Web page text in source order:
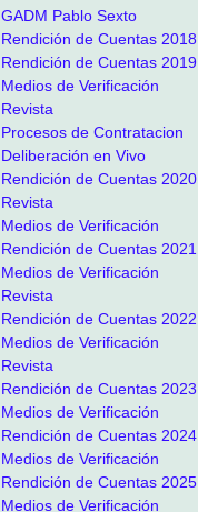
GADM Pablo Sexto
Rendición de Cuentas 2018
Rendición de Cuentas 2019
Medios de Verificación
Revista
Procesos de Contratacion
Deliberación en Vivo
Rendición de Cuentas 2020
Revista
Medios de Verificación
Rendición de Cuentas 2021
Medios de Verificación
Revista
Rendición de Cuentas 2022
Medios de Verificación
Revista
Rendición de Cuentas 2023
Medios de Verificación
Rendición de Cuentas 2024
Medios de Verificación
Rendición de Cuentas 2025
Medios de Verificación